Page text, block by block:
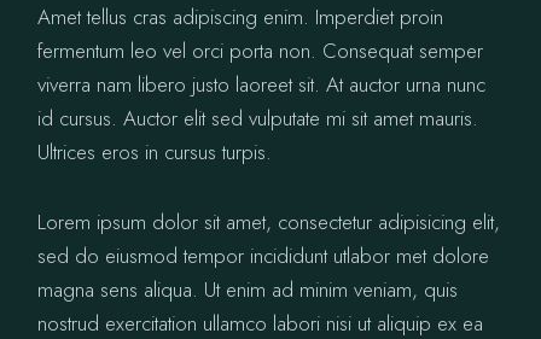
Amet tellus cras adipiscing enim. Imperdiet proin
fermentum leo vel orci porta non. Consequat semper
viverra nam libero justo laoreet sit. At auctor urna nunc
id cursus. Auctor elit sed vulputate mi sit amet mauris.
Ultrices eros in cursus turpis.
Lorem ipsum dolor sit amet, consectetur adipisicing elit,
sed do eiusmod tempor incididunt utlabor met dolore
magna sens aliqua. Ut enim ad minim veniam, quis
nostrud exercitation ullamco labori nisi ut aliquip ex ea